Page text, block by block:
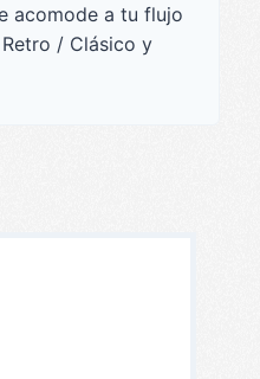
acomode a tu flujo
/ Clásico y